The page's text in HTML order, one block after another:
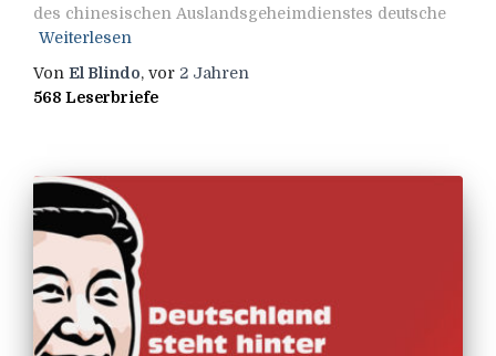
des chinesischen Auslandsgeheimdienstes deutsche
Weiterlesen
Von El Blindo, vor 2 Jahren
568 Leserbriefe